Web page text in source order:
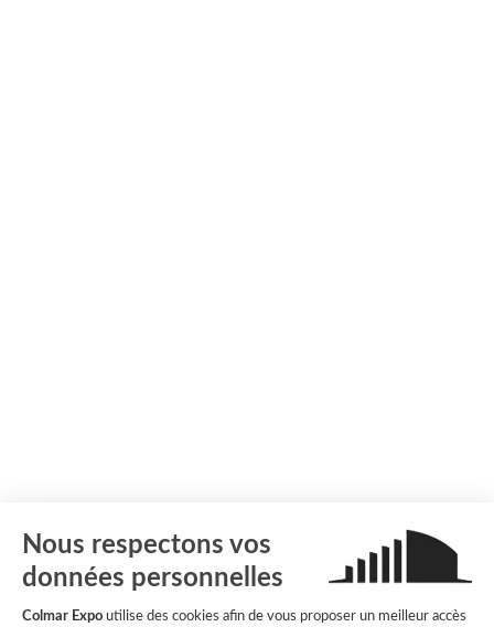
Nous respectons vos
données personnelles
Colmar Expo utilise des cookies afin de vous proposer un meilleur accès